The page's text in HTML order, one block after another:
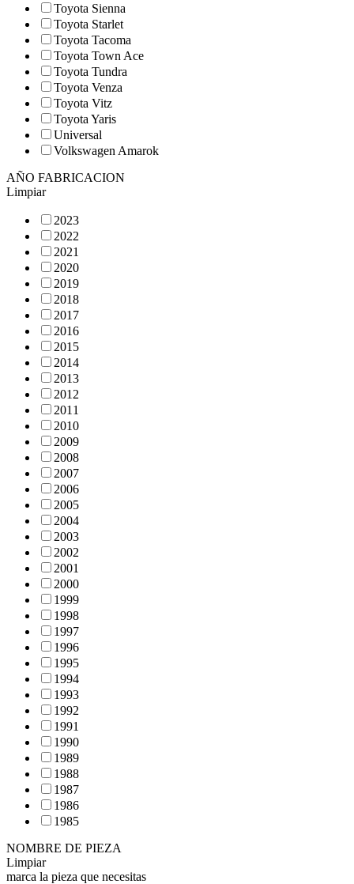
Toyota Sienna
Toyota Starlet
Toyota Tacoma
Toyota Town Ace
Toyota Tundra
Toyota Venza
Toyota Vitz
Toyota Yaris
Universal
Volkswagen Amarok
AÑO FABRICACION
Limpiar
2023
2022
2021
2020
2019
2018
2017
2016
2015
2014
2013
2012
2011
2010
2009
2008
2007
2006
2005
2004
2003
2002
2001
2000
1999
1998
1997
1996
1995
1994
1993
1992
1991
1990
1989
1988
1987
1986
1985
NOMBRE DE PIEZA
Limpiar
marca la pieza que necesitas